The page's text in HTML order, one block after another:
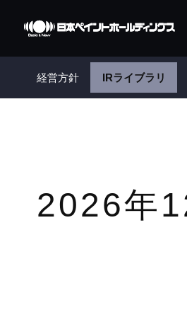
経営方針 IRライブラリ
2026年